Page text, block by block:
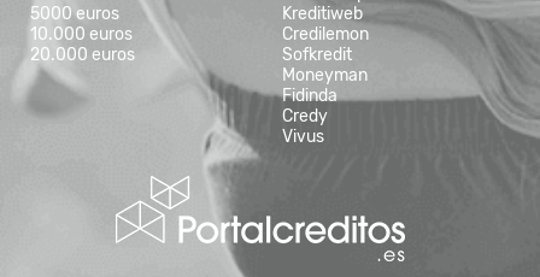
5000 euros
10.000 euros
20.000 euros
Kreditiweb
Credilemon
Sofkredit
Moneyman
Fidinda
Credy
Vivus